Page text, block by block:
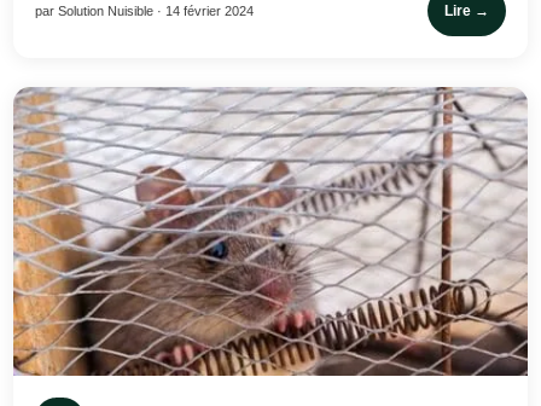
par Solution Nuisible · 14 février 2024 Lire →